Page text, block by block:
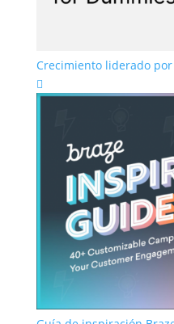
Crecimiento liderado
